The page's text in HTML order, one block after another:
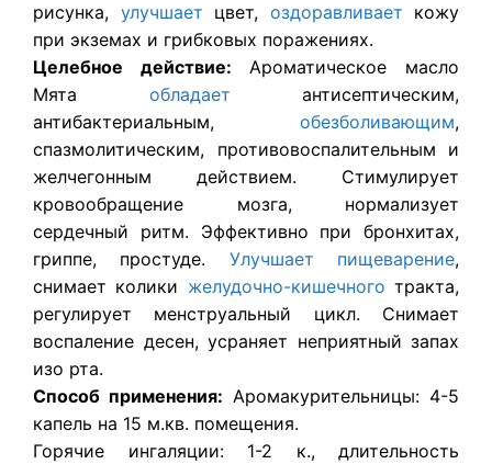
рисунка, улучшает цвет, оздоравливает кожу
при экземах и грибковых поражениях.
Целебное действие: Ароматическое масло
Мята обладает антисептическим,
антибактериальным, обезболивающим,
спазмолитическим, противовоспалительным и
желчегонным действием. Стимулирует
кровообращение мозга, нормализует
сердечный ритм. Эффективно при бронхитах,
гриппе, простуде. Улучшает пищеварение,
снимает колики желудочно-кишечного тракта,
регулирует менструальный цикл. Снимает
воспаление десен, усраняет неприятный запах
изо рта.
Способ применения: Аромакурительницы: 4-5
капель на 15 м.кв. помещения.
Горячие ингаляции: 1-2 к., длительность